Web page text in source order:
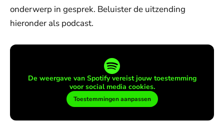
onderwerp in gesprek. Beluister de uitzending
hieronder als podcast.
De weergave van Spotify vereist jouw toestemming
voor social media cookies.
Toestemmingen aanpassen